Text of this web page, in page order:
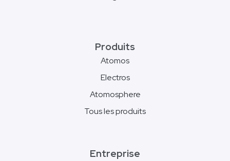
Produits
Atomos
Electros
Atomosphere
Tous les produits
Entreprise